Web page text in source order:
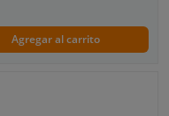
Agregar al carrito